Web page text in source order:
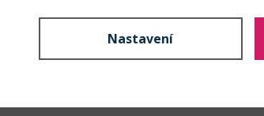
Nastavení